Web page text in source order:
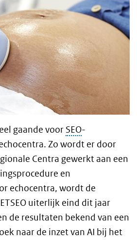
gaande voor SEO-
Zo wordt er door
Centra gewerkt aan een
en
echocentra, wordt de
uiterlijk eind dit jaar
de resultaten bekend van een
naar de inzet van AI bij het